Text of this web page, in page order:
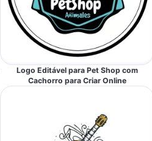
Logo Editável para Pet Shop com
Cachorro para Criar Online